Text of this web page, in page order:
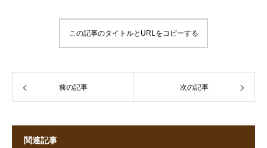
この記事のタイトルとURLをコピーする
前の記事 次の記事
関連記事